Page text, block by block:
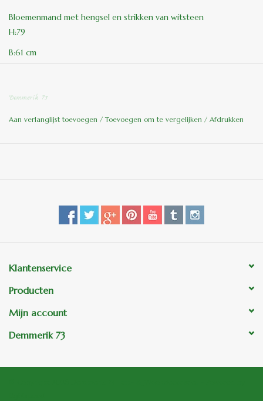
Bloemenmand met hengsel en strikken van witsteen
H:79
B:61 cm
ook leverbaar in de kleur Toscaans, meerprijs 10 %
Demmerik 73
Aan verlanglijst toevoegen / Toevoegen om te vergelijken / Afdrukken
Klantenservice
Producten
Mijn account
Demmerik 73